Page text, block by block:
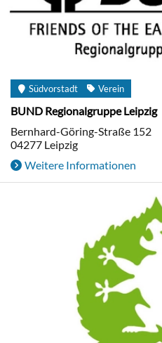
Südvorstadt Verein
BUND Regionalgruppe Leipzig
Bernhard-Göring-Straße 152
04277 Leipzig
Weitere Informationen